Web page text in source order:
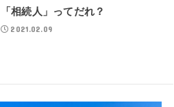
「相続人」ってだれ？
2021.02.09